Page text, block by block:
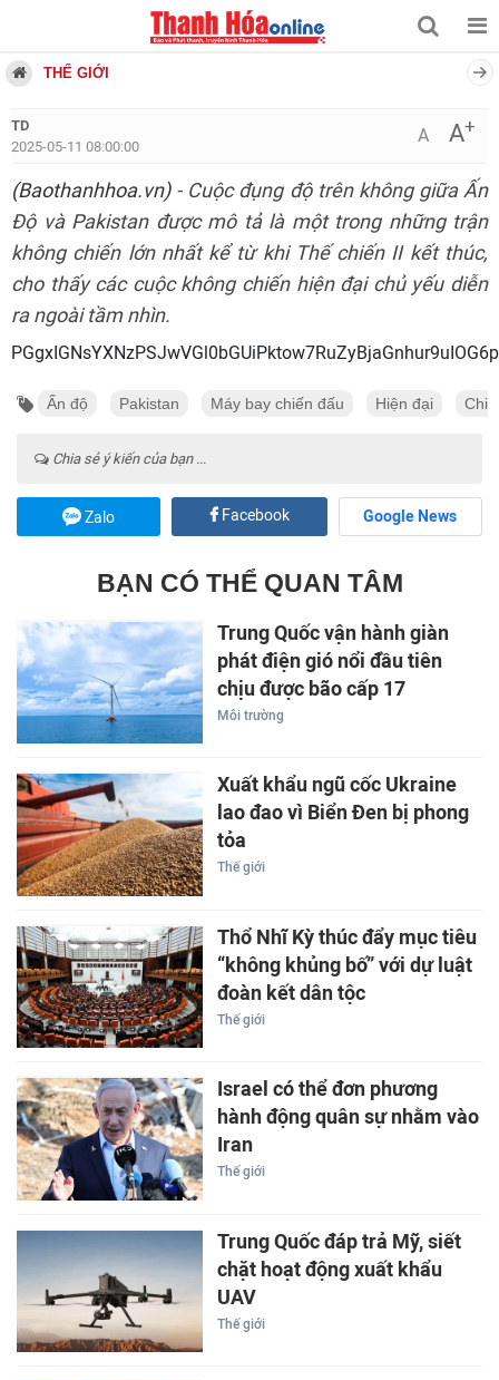
THẾ GIỚI
TD
2025-05-11 08:00:00
A A+
(Baothanhhoa.vn)- Cuộc đụng độ trên không giữa Ấn
Độ và Pakistan được mô tả là một trong những trận
không chiến lớn nhất kể từ khi Thế chiến II kết thúc,
cho thấy các cuộc không chiến hiện đại chủ yếu diễn
ra ngoài tầm nhìn.
Ấn độ Pakistan Máy bay chiến đấu Hiện đại
Chia sẻ ý kiến của bạn ...
Zalo Facebook Google News
BẠN CÓ THỂ QUAN TÂM
Trung Quốc vận hành giàn
phát điện gió nổi đầu tiên
chịu được bão cấp 17
Môi trường
Xuất khẩu ngũ cốc Ukraine
lao đao vì Biển Đen bị phong
tỏa
Thế giới
Thổ Nhĩ Kỳ thúc đẩy mục tiêu
“không khủng bố” với dự luật
đoàn kết dân tộc
Thế giới
Israel có thể đơn phương
hành động quân sự nhằm vào
Iran
Thế giới
Trung Quốc đáp trả Mỹ, siết
chặt hoạt động xuất khẩu
UAV
Thế giới